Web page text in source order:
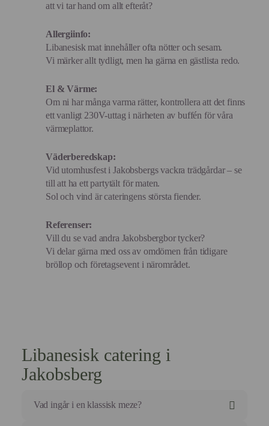
att vi tar hand om allt efteråt?
Allergiinfo:
Libanesisk mat innehåller ofta nötter och sesam.
Vi märker allt tydligt, men ha gärna en gästlista redo.
El & Värme:
Om ni har många varma rätter, kontrollera att det finns
ett vanligt 230V-uttag i närheten av buffén för våra
värmeplattor.
Väderberedskap:
Vid utomhusfest i Jakobsbergs vackra trädgårdar – se
till att ha ett partytält för maten.
Sol och vind är cateringens största fiender.
Referenser:
Vill du se vad andra Jakobsbergbor tycker?
Vi delar gärna med oss av omdömen från tidigare
bröllop och företagsevent i närområdet.
Libanesisk catering i
Jakobsberg
Vad ingår i en klassisk meze?